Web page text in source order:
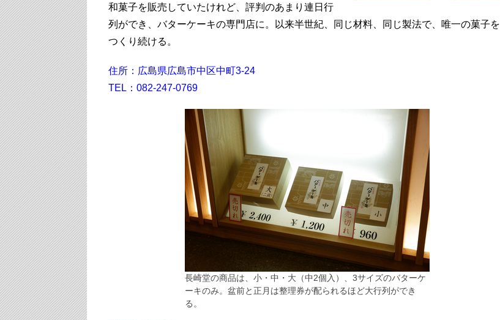
和菓子を販売していたけれど、評判のあまり連日行
列ができ、バターケーキの専門店に。以来半世紀、同じ材料、同じ製法で、唯一の菓子を
つくり続ける。
住所：広島県広島市中区中町3-24
TEL：082-247-0769
長崎堂の商品は、小・中・大（中2個入）、3サイズのバターケ
ーキのみ。盆前と正月は整理券が配られるほど大行列ができ
る。